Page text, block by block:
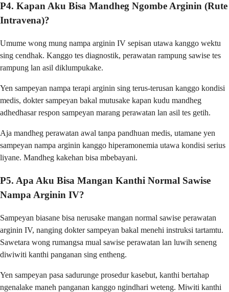
P4. Kapan Aku Bisa Mandheg Ngombe Arginin (Rute
Intravena)?
Umume wong mung nampa arginin IV sepisan utawa kanggo wektu
sing cendhak. Kanggo tes diagnostik, perawatan rampung sawise tes
rampung lan asil diklumpukake.
Yen sampeyan nampa terapi arginin sing terus-terusan kanggo kondisi
medis, dokter sampeyan bakal mutusake kapan kudu mandheg
adhedhasar respon sampeyan marang perawatan lan asil tes getih.
Aja mandheg perawatan awal tanpa pandhuan medis, utamane yen
sampeyan nampa arginin kanggo hiperamonemia utawa kondisi serius
liyane. Mandheg kakehan bisa mbebayani.
P5. Apa Aku Bisa Mangan Kanthi Normal Sawise
Nampa Arginin IV?
Sampeyan biasane bisa nerusake mangan normal sawise perawatan
arginin IV, nanging dokter sampeyan bakal menehi instruksi tartamtu.
Sawetara wong rumangsa mual sawise perawatan lan luwih seneng
diwiwiti kanthi panganan sing entheng.
Yen sampeyan pasa sadurunge prosedur kasebut, kanthi bertahap
ngenalake maneh panganan kanggo ngindhari weteng. Miwiti kanthi